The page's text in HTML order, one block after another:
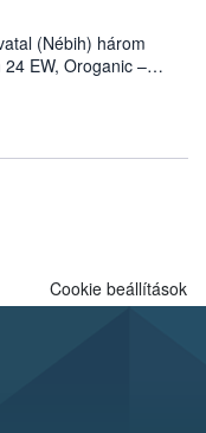
(Nébih) három
EW, Oroganic –
követően,
elleni további
termesztésben is
Cookie beállítások